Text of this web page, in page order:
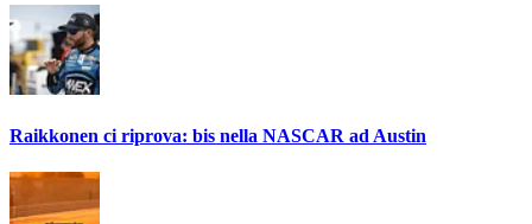
Raikkonen ci riprova: bis nella NASCAR ad Austin